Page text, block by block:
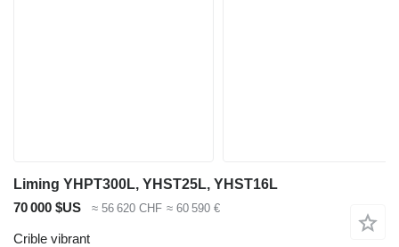
Liming YHPT300L, YHST25L, YHST16L
70 000 $US
≈ 56 620 CHF ≈ 60 590 €
Crible vibrant